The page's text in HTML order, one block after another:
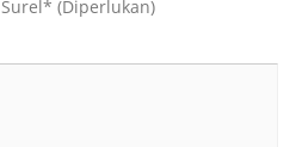
Surel* (Diperlukan)